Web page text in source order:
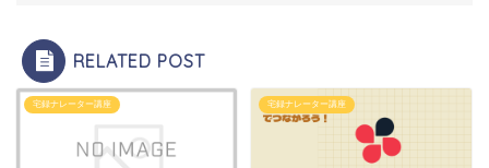
RELATED POST
宅録ナレーター講座 宅録ナレーター講座